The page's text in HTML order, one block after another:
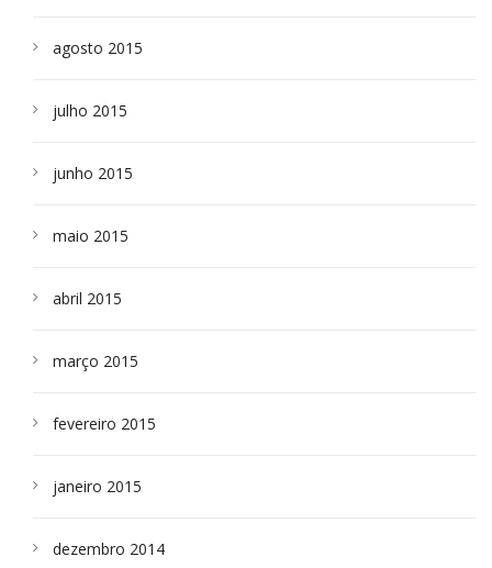
agosto 2015
julho 2015
junho 2015
maio 2015
abril 2015
março 2015
fevereiro 2015
janeiro 2015
dezembro 2014